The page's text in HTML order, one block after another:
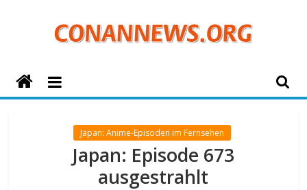
ConanNews.org
Japan: Anime-Episoden im Fernsehen
Japan: Episode 673
ausgestrahlt